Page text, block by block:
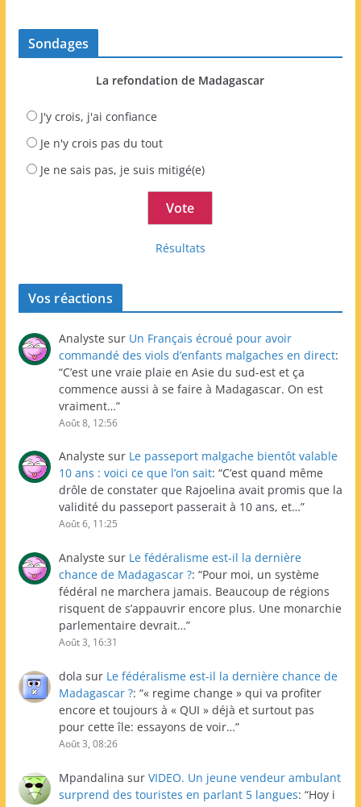
Sondages
La refondation de Madagascar
J'y crois, j'ai confiance
Je n'y crois pas du tout
Je ne sais pas, je suis mitigé(e)
Résultats
Vos réactions
Analyste sur Un Français écroué pour avoir
commandé des viols d’enfants malgaches en direct:
“C’est une vraie plaie en Asie du sud-est et ça
commence aussi à se faire à Madagascar. On est
vraiment…”
Août 8, 12:56
Analyste sur Le passeport malgache bientôt valable
10 ans : voici ce que l’on sait: “C’est quand même
drôle de constater que Rajoelina avait promis que la
validité du passeport passerait à 10 ans, et…”
Août 6, 11:25
Analyste sur Le fédéralisme est-il la dernière
chance de Madagascar ?: “Pour moi, un système
fédéral ne marchera jamais. Beaucoup de régions
risquent de s’appauvrir encore plus. Une monarchie
parlementaire devrait…”
Août 3, 16:31
dola sur Le fédéralisme est-il la dernière chance de
Madagascar ?: “« regime change » qui va profiter
encore et toujours à « QUI » déjà et surtout pas
pour cette île: essayons de voir…”
Août 3, 08:26
Mpandalina sur VIDEO. Un jeune vendeur ambulant
surprend des touristes en parlant 5 langues: “Hoy i